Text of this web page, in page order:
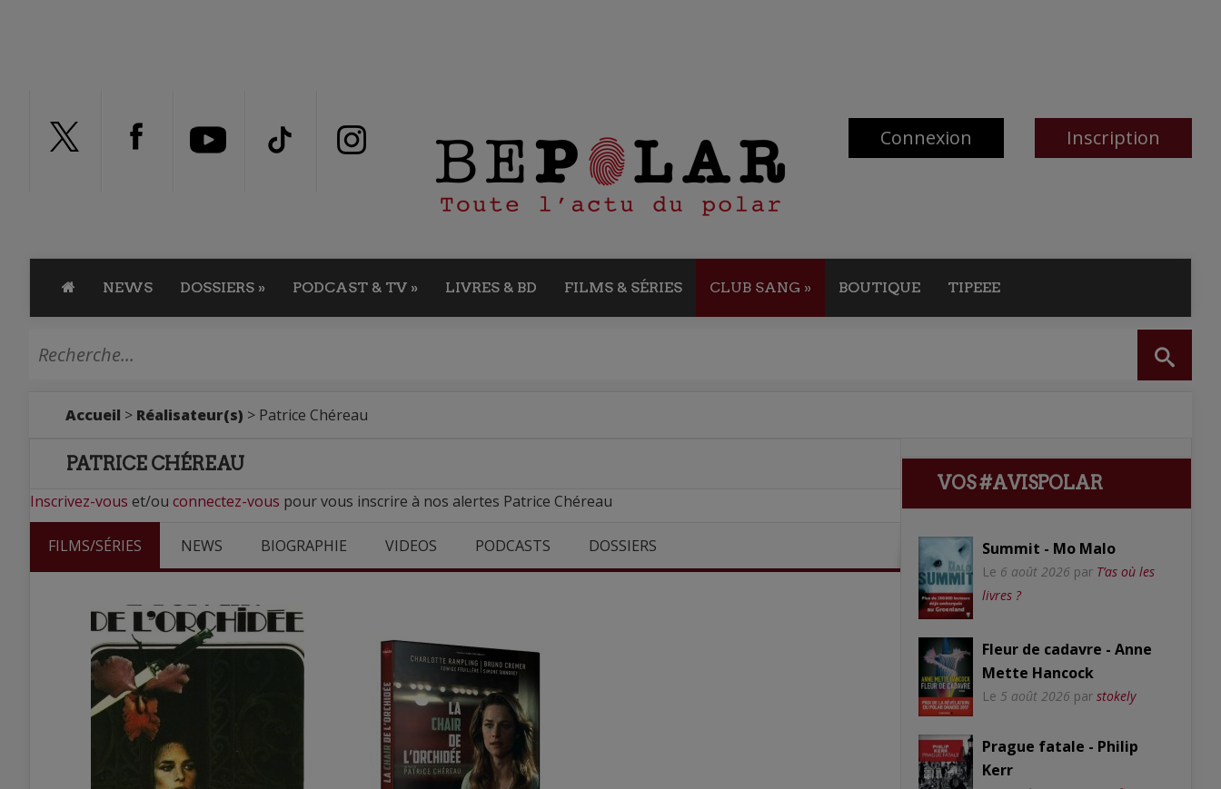
Connexion Inscription
NEWS DOSSIERS » PODCAST & TV » LIVRES & BD FILMS & SÉRIES CLUB SANG » BOUTIQUE TIPEEE
Accueil > Réalisateur(s) > Patrice Chéreau
PATRICE CHÉREAU
Inscrivez-vous et/ou connectez-vous pour vous inscrire à nos alertes Patrice Chéreau
FILMS/SÉRIES NEWS BIOGRAPHIE VIDEOS PODCASTS DOSSIERS
VOS #AVISPOLAR
Summit - Mo Malo
Le 6 août 2026 par T’as où les
livres ?
Fleur de cadavre - Anne
Mette Hancock
Le 5 août 2026 par stokely
Prague fatale - Philip
Kerr